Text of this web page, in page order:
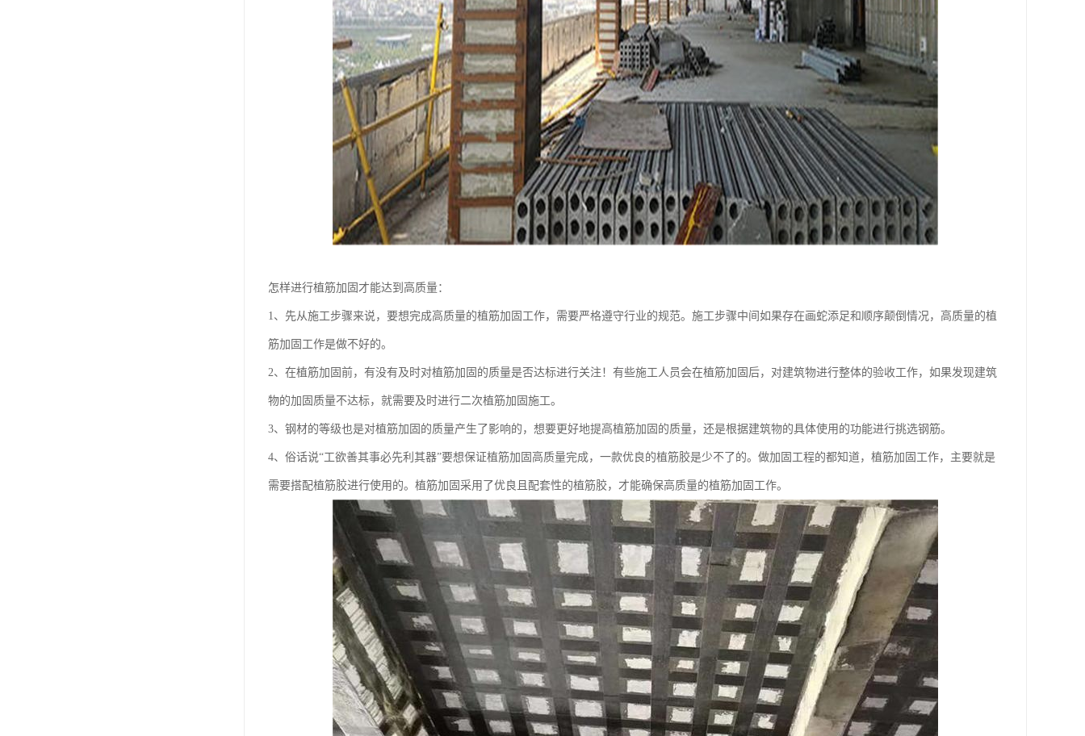
怎样进行植筋加固才能达到高质量：
1、先从施工步骤来说，要想完成高质量的植筋加固工作，需要严格遵守行业的规范。施工步骤中间如果存在画蛇添足和顺序颠倒情况，高质量的植
筋加固工作是做不好的。
2、在植筋加固前，有没有及时对植筋加固的质量是否达标进行关注！有些施工人员会在植筋加固后，对建筑物进行整体的验收工作，如果发现建筑
物的加固质量不达标，就需要及时进行二次植筋加固施工。
3、钢材的等级也是对植筋加固的质量产生了影响的，想要更好地提高植筋加固的质量，还是根据建筑物的具体使用的功能进行挑选钢筋。
4、俗话说“工欲善其事必先利其器”要想保证植筋加固高质量完成，一款优良的植筋胶是少不了的。做加固工程的都知道，植筋加固工作，主要就是
需要搭配植筋胶进行使用的。植筋加固采用了优良且配套性的植筋胶，才能确保高质量的植筋加固工作。